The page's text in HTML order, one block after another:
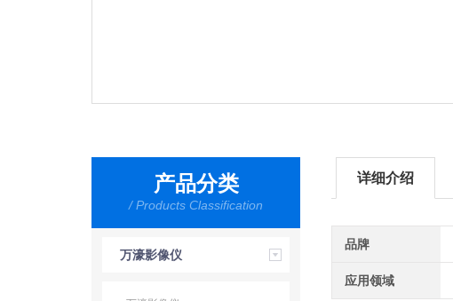
产品分类
/ Products Classification
万濠影像仪
详细介绍
品牌
应用领域